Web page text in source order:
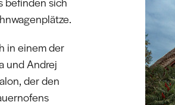
in einem der
und Andrej
der den